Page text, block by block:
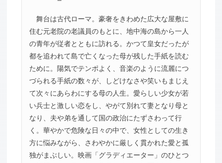
舞台は古代ローマ。豪奢をきわめた広大な屋敷に
住む元老院の老議員のもとに、地中海の島から一人
の青年が従者とともに訪れる。かつて皇女だったが
都を追われて島で亡くなった母が残した手紙を読む
ために。陽気でテンポよく、音楽のように流麗につ
づられる手紙の数々が、しどけなさや笑いもまじえ
て次々にあらわにする母の人生。愛らしい少女が若
い兵士と激しい恋をし、やがて別れて妻となり母と
なり、夫や弟を通して国の政治にたずさわって行
く。華やかで危険な日々の中で、女性としての生き
方に悩みながら、さわやかに厳しく貫かれた愛と孤
独がまぶしい。映画「グラディエーター」のひとつ